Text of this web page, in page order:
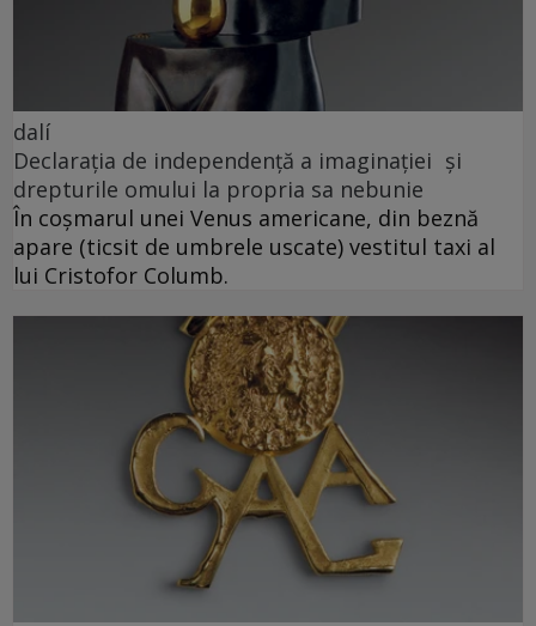
dalí
Declarația de independență a imaginației și
drepturile omului la propria sa nebunie
În coșmarul unei Venus americane, din beznă
apare (ticsit de umbrele uscate) vestitul taxi al
lui Cristofor Columb.